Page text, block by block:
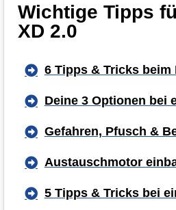
Wichtige Tipps
XD 2.0
6 Tipps & Tricks beim
Deine 3 Optionen bei
Gefahren, Pfusch &
Austauschmotor
5 Tipps & Tricks bei